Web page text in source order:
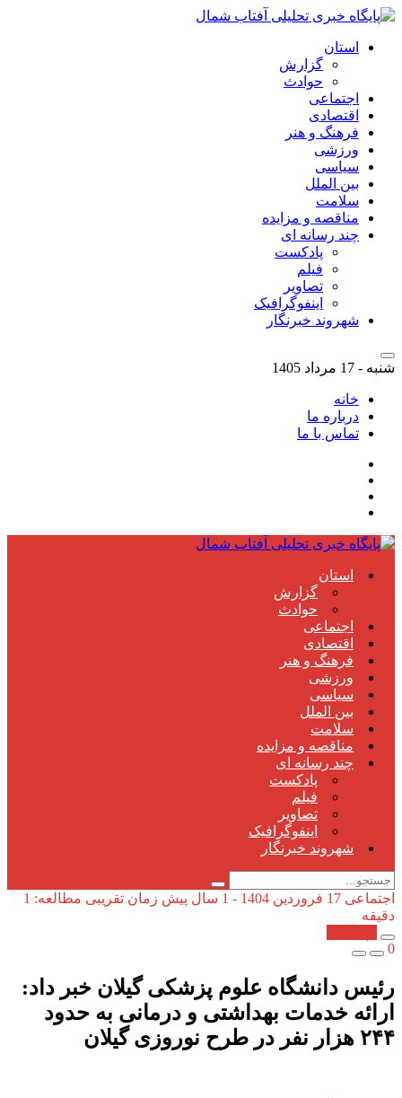
استان
گزارش
حوادث
اجتماعی
اقتصادی
فرهنگ و هنر
ورزشی
سیاسی
بین الملل
سلامت
مناقصه و مزایده
چند رسانه ای
پادکست
فیلم
تصاویر
اینفوگرافیک
شهروند خبرنگار
شنبه - 17 مرداد 1405
خانه
درباره ما
تماس با ما
استان
گزارش
حوادث
اجتماعی
اقتصادی
فرهنگ و هنر
ورزشی
سیاسی
بین الملل
سلامت
مناقصه و مزایده
چند رسانه ای
پادکست
فیلم
تصاویر
اینفوگرافیک
شهروند خبرنگار
اجتماعی 17 فروردین 1404 - 1 سال پیش
زمان تقریبی مطالعه: 1
دقیقه
0
رئیس دانشگاه علوم پزشکی گیلان خبر داد:
ارائه خدمات بهداشتی و درمانی به حدود
۲۴۴ هزار نفر در طرح نوروزی گیلان